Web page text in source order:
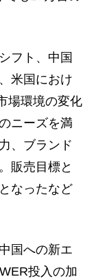
フト、中国
米国におけ
場環境の変化
ニーズを満
、ブランド
販売目標と
なったなど
国への新エ
投入の加